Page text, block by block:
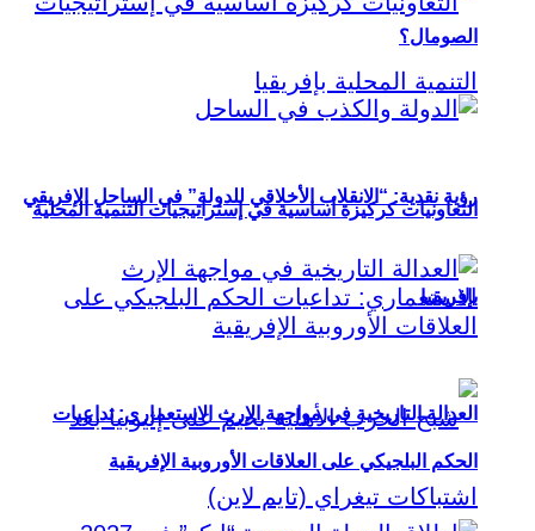
التعاونيات كركيزة أساسية في إستراتيجيات التنمية المحلية
بإفريقيا
الصومال؟
رؤية نقدية: “الانقلاب الأخلاقي للدولة” في الساحل الإفريقي
العدالة التاريخية في مواجهة الإرث الاستعماري: تداعيات
الحكم البلجيكي على العلاقات الأوروبية الإفريقية